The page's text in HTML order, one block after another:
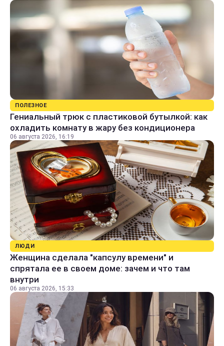
ПОЛЕЗНОЕ
Гениальный трюк с пластиковой бутылкой: как
охладить комнату в жару без кондиционера
06 августа 2026, 16:19
ЛЮДИ
Женщина сделала "капсулу времени" и
спрятала ее в своем доме: зачем и что там
внутри
06 августа 2026, 15:33